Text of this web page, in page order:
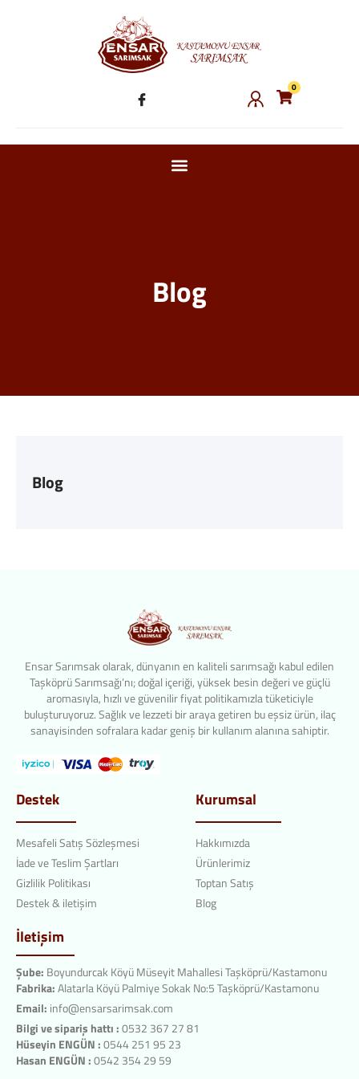
0
Blog
Blog
Ensar Sarımsak olarak, dünyanın en kaliteli sarımsağı kabul edilen
Taşköprü Sarımsağı’nı; doğal içeriği, yüksek besin değeri ve güçlü
aromasıyla, hızlı ve güvenilir fiyat politikamızla tüketiciyle
buluşturuyoruz. Sağlık ve lezzeti bir araya getiren bu eşsiz ürün, ilaç
sanayisinden sofralara kadar geniş bir kullanım alanına sahiptir.
Destek
Mesafeli Satış Sözleşmesi
İade ve Teslim Şartları
Gizlilik Politikası
Destek & iletişim
Kurumsal
Hakkımızda
Ürünlerimiz
Toptan Satış
Blog
İletişim
Şube: Boyundurcak Köyü Müseyit Mahallesi Taşköprü/Kastamonu
Fabrika:Alatarla Köyü Palmiye Sokak No:5 Taşköprü/Kastamonu
Email: info@ensarsarimsak.com
Bilgi ve sipariş hattı :0532 367 27 81
Hüseyin ENGÜN :0544 251 95 23
Hasan ENGÜN :0542 354 29 59